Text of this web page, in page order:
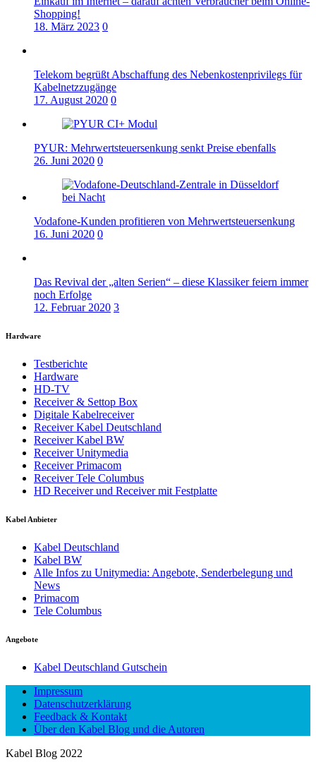
Shopping!
18. März 2023 0
Telekom begrüßt Abschaffung des Nebenkostenprivilegs für
Kabelnetzzugänge
17. August 2020 0
PYUR: Mehrwertsteuersenkung senkt Preise ebenfalls
26. Juni 2020 0
Vodafone-Kunden profitieren von Mehrwertsteuersenkung
16. Juni 2020 0
Das Revival der „alten Serien“ – diese Klassiker feiern immer
noch Erfolge
12. Februar 2020 3
Hardware
Testberichte
Hardware
HD-TV
Receiver & Settop Box
Digitale Kabelreceiver
Receiver Kabel Deutschland
Receiver Kabel BW
Receiver Unitymedia
Receiver Primacom
Receiver Tele Columbus
HD Receiver und Receiver mit Festplatte
Kabel Anbieter
Kabel Deutschland
Kabel BW
Alle Infos zu Unitymedia: Angebote, Senderbelegung und
News
Primacom
Tele Columbus
Angebote
Kabel Deutschland Gutschein
Impressum
Datenschutzerklärung
Feedback & Kontakt
Über den Kabel Blog und die Autoren
Kabel Blog 2022